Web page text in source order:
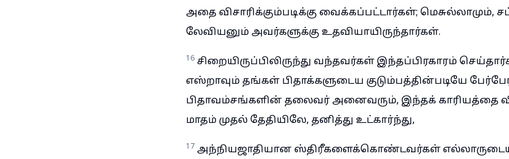
அதை விசாரிக்கும்படிக்கு வைக்கப்பட்டார்கள்; மெசுல்லாமும்,
லேவியனும் அவர்களுக்கு உதவியாயிருந்தார்கள்.
16 சிறையிருப்பிலிருந்து வந்தவர்கள் இந்தப்பிரகாரம்
எஸ்றாவும் தங்கள் பிதாக்களுடைய குடும்பத்தின்படியே
பிதாவம்சங்களின் தலைவர் அனைவரும், இந்தக் காரியத்தை
மாதம் முதல் தேதியிலே, தனித்து உட்கார்ந்து,
17 அந்நியஜாதியான ஸ்திரீகளைக்கொண்டவர்கள் எல்லாருடைய